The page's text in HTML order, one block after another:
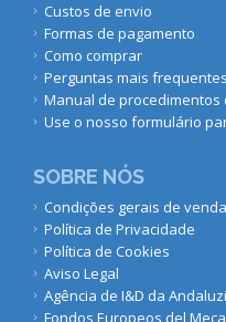
Custos de envio
Formas de pagamento
Como comprar
Perguntas mais frequentes
Manual de procedimentos
Use o nosso formulário
SOBRE NÓS
Condições gerais de venda
Política de Privacidade
Política de Cookies
Aviso Legal
Agência de I&D da
Fondos Europeos del